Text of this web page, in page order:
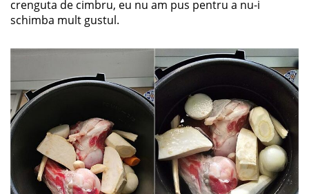
crenguta de cimbru, eu nu am pus pentru a nu-i
schimba mult gustul.